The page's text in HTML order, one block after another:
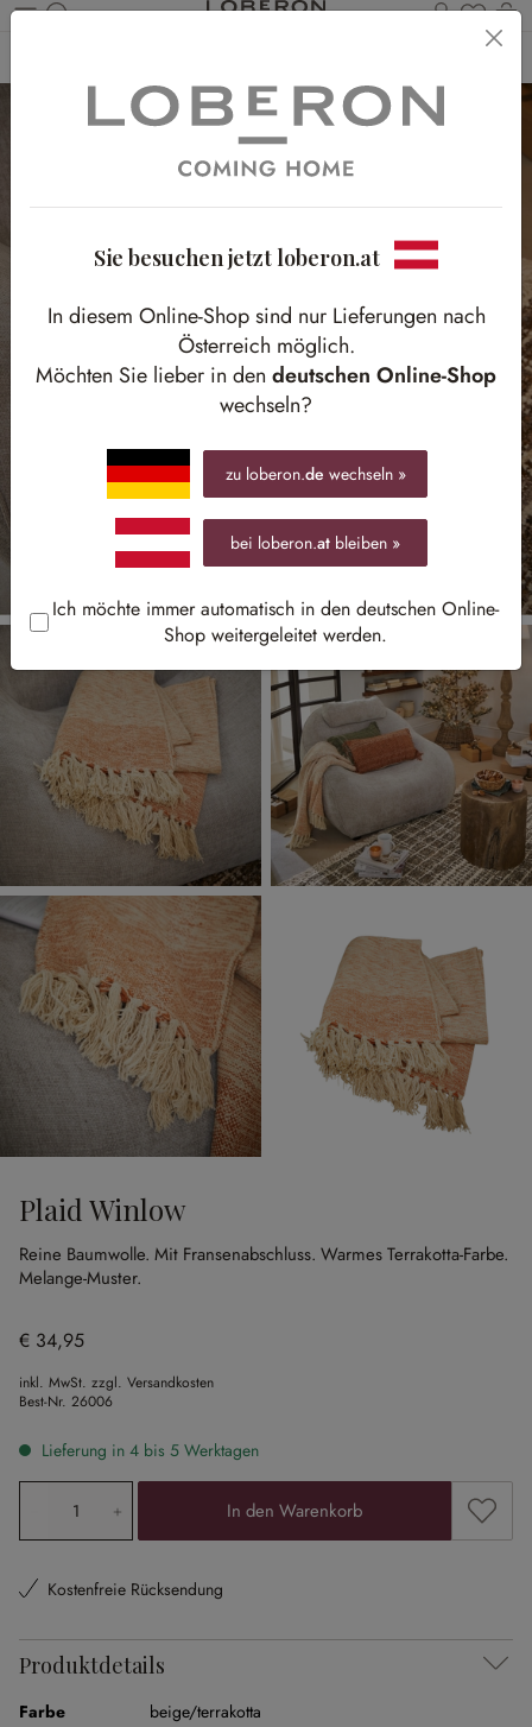
Du
Plaid Winlow
Reine Baumwolle. Mit Fransenabschluss. Warmes Terrakotta-Farbe.
Melange-Muster.
€ 34,95
inkl. MwSt. zzgl. Versandkosten
Best-Nr. 26006
Lieferung in 4 bis 5 Werktagen
Produkt Anzahl: Gib den gewünschten Wert ein oder
In den Warenkorb Zum
Kostenfreie Rücksendung
Produktdetails
Farbe
beige/terrakotta
Sie besuchen jetzt loberon.at
In diesem Online-Shop sind nur Lieferungen nach
Österreich möglich.
Möchten Sie lieber in den deutschen Online-Shop
wechseln?
zu loberon.de wechseln »
bei loberon.at bleiben »
Ich möchte immer automatisch in den deutschen Online-
Shop weitergeleitet werden.